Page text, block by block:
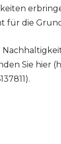
für die
Sie hier